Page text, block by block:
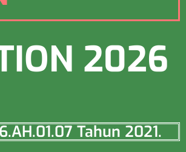
2026
Tahun 2021.